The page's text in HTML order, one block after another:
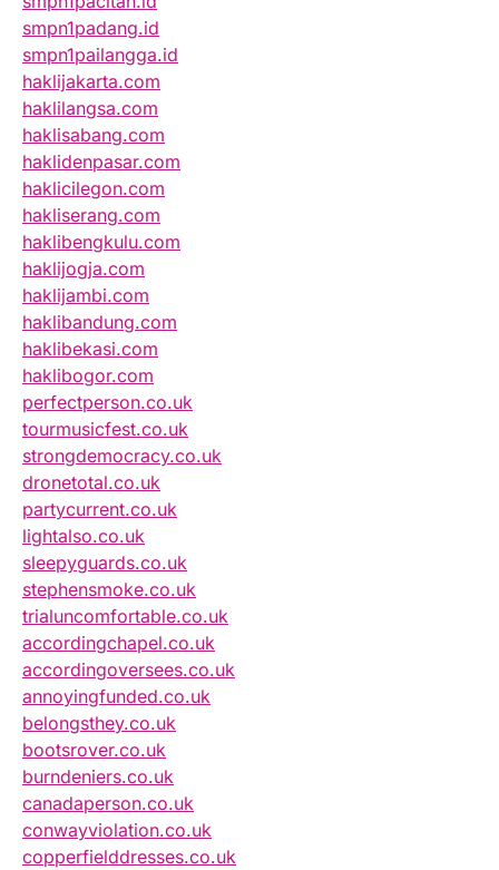
smpn1padang.id
smpn1pailangga.id
haklijakarta.com
haklilangsa.com
haklisabang.com
haklidenpasar.com
haklicilegon.com
hakliserang.com
haklibengkulu.com
haklijogja.com
haklijambi.com
haklibandung.com
haklibekasi.com
haklibogor.com
perfectperson.co.uk
tourmusicfest.co.uk
strongdemocracy.co.uk
dronetotal.co.uk
partycurrent.co.uk
lightalso.co.uk
sleepyguards.co.uk
stephensmoke.co.uk
trialuncomfortable.co.uk
accordingchapel.co.uk
accordingoversees.co.uk
annoyingfunded.co.uk
belongsthey.co.uk
bootsrover.co.uk
burndeniers.co.uk
canadaperson.co.uk
conwayviolation.co.uk
copperfielddresses.co.uk